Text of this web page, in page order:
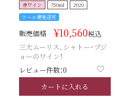
赤ワイン 750ml
2020
クール便発送可
販売価格 ¥10,560税込
三大ムーリス、シャトー・プジ
ョーのワイン！
レビュー件数：0
カートに入れる